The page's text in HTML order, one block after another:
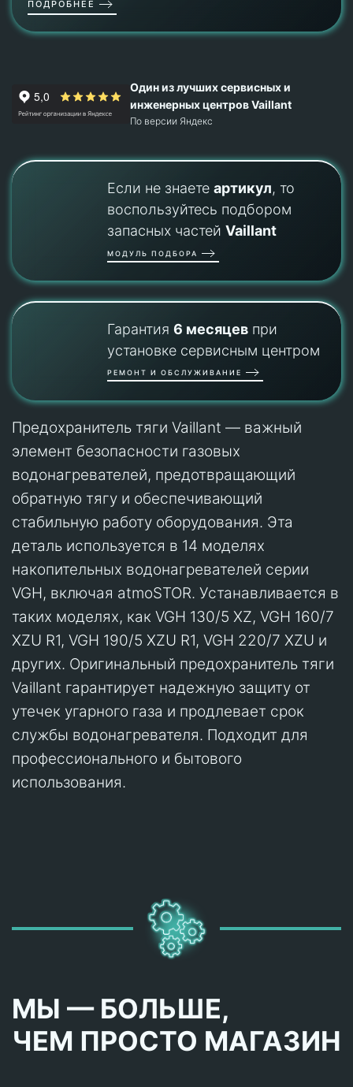
ПОДРОБНЕЕ
Один из лучших сервисных и
инженерных центров Vaillant
По версии Яндекс
Если не знаете артикул, то
воспользуйтесь подбором
запасных частей Vaillant
МОДУЛЬ ПОДБОРА
Гарантия 6 месяцевпри
установке сервисным центром
РЕМОНТ И ОБСЛУЖИВАНИЕ
Предохранитель тяги Vaillant — важный
элемент безопасности газовых
водонагревателей, предотвращающий
обратную тягу и обеспечивающий
стабильную работу оборудования. Эта
деталь используется в 14 моделях
накопительных водонагревателей серии
VGH, включая atmoSTOR. Устанавливается в
таких моделях, как VGH 130/5 XZ, VGH 160/7
XZU R1, VGH 190/5 XZU R1, VGH 220/7 XZU и
других. Оригинальный предохранитель тяги
Vaillant гарантирует надежную защиту от
утечек угарного газа и продлевает срок
службы водонагревателя. Подходит для
профессионального и бытового
использования.
МЫ — БОЛЬШЕ,
ЧЕМ ПРОСТО МАГАЗИН